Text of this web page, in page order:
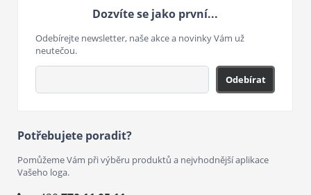
Dozvíte se jako první...
Odebírejte newsletter, naše akce a novinky Vám už
neutečou.
Odebírat
Potřebujete poradit?
Pomůžeme Vám při výběru produktů a nejvhodnější aplikace
Vašeho loga.